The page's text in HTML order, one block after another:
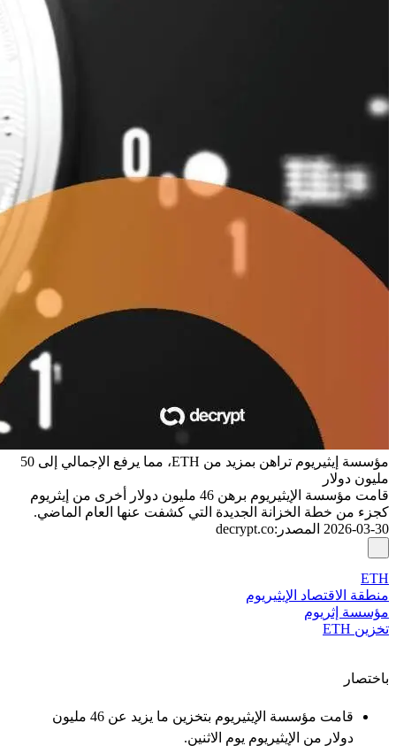
مؤسسة إيثيريوم تراهن بمزيد من ETH، مما يرفع الإجمالي إلى 50
مليون دولار
قامت مؤسسة الإيثيريوم برهن 46 مليون دولار أخرى من إيثريوم
كجزء من خطة الخزانة الجديدة التي كشفت عنها العام الماضي.
2026-03-30 المصدر :
decrypt.co
ETH
منطقة الاقتصاد الإيثيريوم
مؤسسة إثريوم
تخزين ETH
باختصار
قامت مؤسسة الإيثيريوم بتخزين ما يزيد عن 46 مليون
دولار من الإيثيريوم يوم الاثنين.